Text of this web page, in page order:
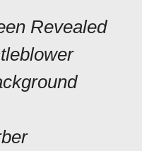
Revealed